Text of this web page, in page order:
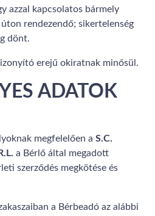
azzal kapcsolatos bármely
rendezendő; sikertelenség
dönt.
erejű okiratnak minősül.
ADATOK
megfelelően a S.C.
a Bérlő által megadott
szerződés megkötése és
a Bérbeadó az alábbi